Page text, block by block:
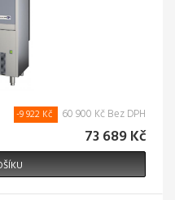
-9 922 Kč 60 900 Kč Bez DPH
73 689 Kč